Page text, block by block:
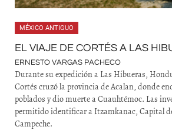
MÉXICO ANTIGUO
EL VIAJE DE CORTÉS A LAS
ERNESTO VARGAS PACHECO
Durante su expedición a Las Hibueras,
Cortés cruzó la provincia de Acalan, donde
poblados y dio muerte a Cuauhtémoc. Las
permitido identificar a Itzamkanac, Capital
Campeche.